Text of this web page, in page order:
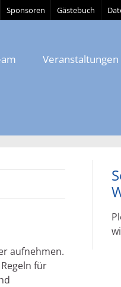
Sponsoren Gästebuch
Veranstaltungen
aufnehmen.
für